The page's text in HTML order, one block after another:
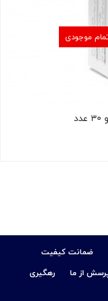
موجودی
ضمانت کیفیت
از ما
رهگیری